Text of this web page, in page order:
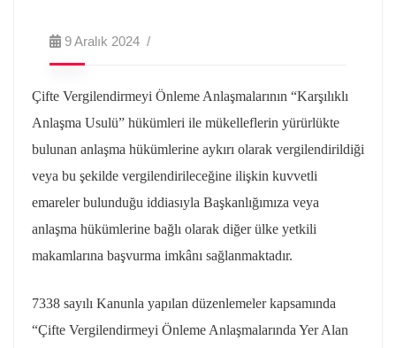
9 Aralık 2024
Çifte Vergilendirmeyi Önleme Anlaşmalarının “Karşılıklı
Anlaşma Usulü” hükümleri ile mükelleflerin yürürlükte
bulunan anlaşma hükümlerine aykırı olarak vergilendirildiği
veya bu şekilde vergilendirileceğine ilişkin kuvvetli
emareler bulunduğu iddiasıyla Başkanlığımıza veya
anlaşma hükümlerine bağlı olarak diğer ülke yetkili
makamlarına başvurma imkânı sağlanmaktadır.
7338 sayılı Kanunla yapılan düzenlemeler kapsamında
“Çifte Vergilendirmeyi Önleme Anlaşmalarında Yer Alan